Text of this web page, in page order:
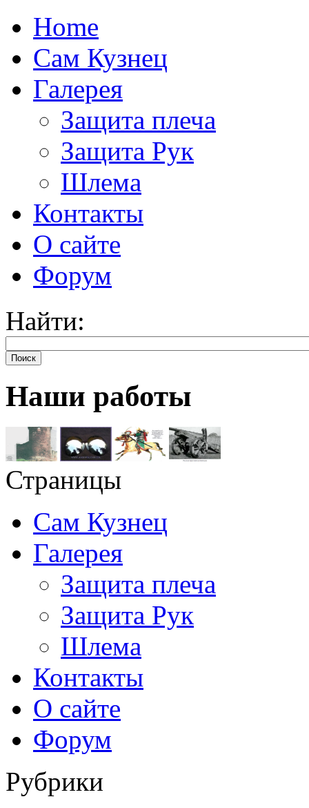
Home
Сам Кузнец
Галерея
Защита плеча
Защита Рук
Шлема
Контакты
О сайте
Форум
Найти:
Поиск
Наши работы
Страницы
Сам Кузнец
Галерея
Защита плеча
Защита Рук
Шлема
Контакты
О сайте
Форум
Рубрики